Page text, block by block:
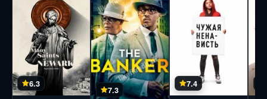
6.3
7.3
7.4